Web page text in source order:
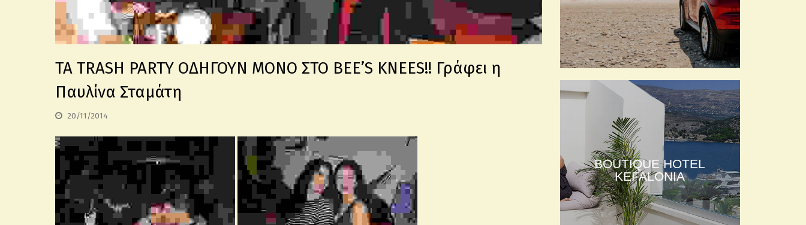
ΤΑ TRASH PARTY ΟΔΗΓΟΥΝ ΜΟΝΟ ΣΤΟ BEE’S KNEES!! Γράφει η
Παυλίνα Σταμάτη
20/11/2014
BOUTIQUE HOTEL
KEFALONIA